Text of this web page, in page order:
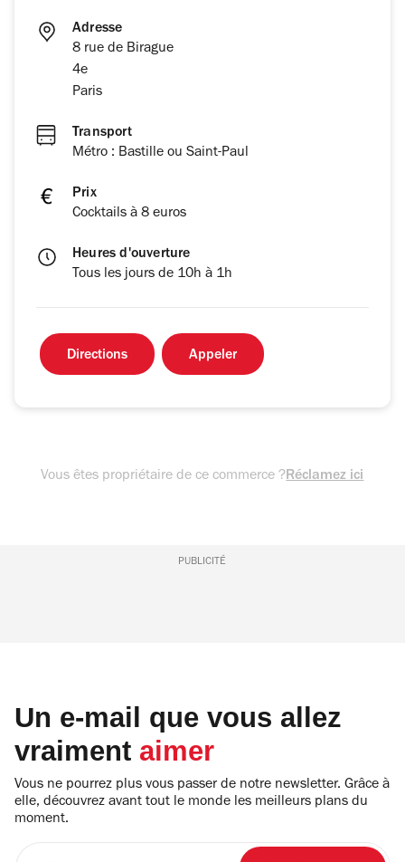
Adresse
8 rue de Birague
4e
Paris
Transport
Métro : Bastille ou Saint-Paul
Prix
Cocktails à 8 euros
Heures d'ouverture
Tous les jours de 10h à 1h
Directions Appeler
Vous êtes propriétaire de ce commerce ?Réclamez ici
PUBLICITÉ
Un e-mail que vous allez
vraiment aimer
Vous ne pourrez plus vous passer de notre newsletter. Grâce à
elle, découvrez avant tout le monde les meilleurs plans du
moment.